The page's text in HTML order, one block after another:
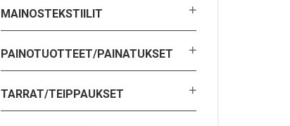
MAINOSTEKSTIILIT
PAINOTUOTTEET/PAINATUKSET
TARRAT/TEIPPAUKSET